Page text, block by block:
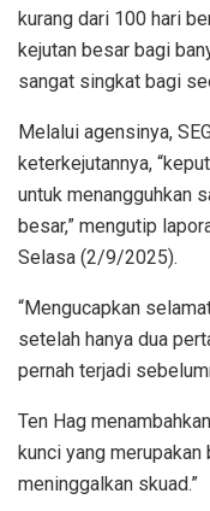
kurang dari 100 hari
kejutan besar bagi
sangat singkat bagi
Melalui agensinya,
keterkejutannya,
untuk menangguhkan
besar,” mengutip
Selasa (2/9/2025).
“Mengucapkan
setelah hanya dua
pernah terjadi
Ten Hag
kunci yang
meninggalkan skuad.”